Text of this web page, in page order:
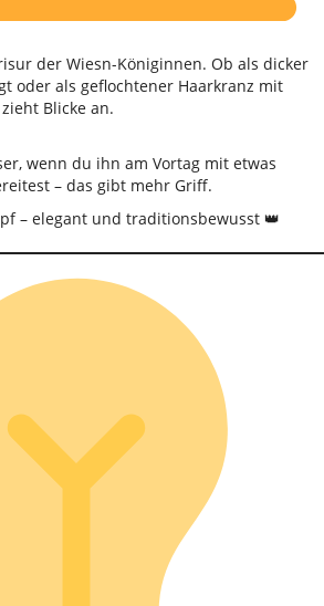
der Wiesn-Königinnen. Ob als dicker
oder als geflochtener Haarkranz mit
Blicke an.
wenn du ihn am Vortag mit etwas
– das gibt mehr Griff.